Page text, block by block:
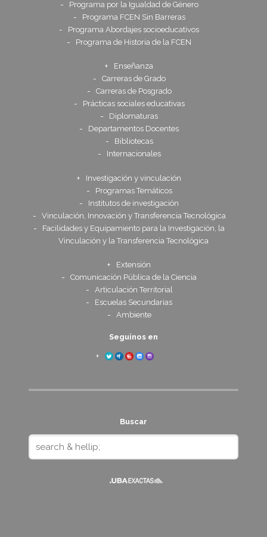
Programa por la Igualdad de Género
Programa FCEN Sin Barreras
Programa Abordajes socioeducativos
Programa de Historia de la FCEN
Enseñanza
Carreras de Grado
Carreras de Posgrado
Prácticas sociales educativas
Diplomaturas
Departamentos Docentes
Bibliotecas
Internacionales
Investigación y vinculación
Programas Temáticos
Institutos de investigación
Vinculación, Innovación y Transferencia Tecnológica
Facilidades y Equipamiento para la Investigación, la
Vinculación y la Transferencia Tecnológica
Extensión
Comunicación Pública de la Ciencia
Articulación Territorial
Escuelas Secundarias
Ambiente
Seguinos en
Buscar